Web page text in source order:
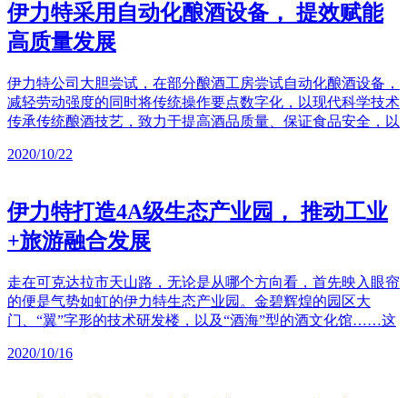
伊力特采用自动化酿酒设备， 提效赋能
高质量发展
伊力特公司大胆尝试，在部分酿酒工房尝试自动化酿酒设备，
减轻劳动强度的同时将传统操作要点数字化，以现代科学技术
传承传统酿酒技艺，致力于提高酒品质量、保证食品安全，以
2020/10/22
伊力特打造4A级生态产业园， 推动工业
+旅游融合发展
走在可克达拉市天山路，无论是从哪个方向看，首先映入眼帘
的便是气势如虹的伊力特生态产业园。金碧辉煌的园区大
门、“翼”字形的技术研发楼，以及“酒海”型的酒文化馆……这
2020/10/16